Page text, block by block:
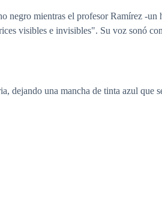
negro mientras el profesor Ramírez -
visibles e invisibles". Su voz sonó
dejando una mancha de tinta azul que